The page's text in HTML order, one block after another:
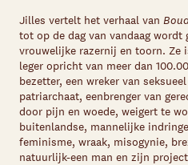
Jilles vertelt het verhaal van
tot op de dag van vandaag
vrouwelijke razernij en toorn. Ze
leger opricht van meer dan
bezetter, een wreker van
patriarchaat, eenbrenger van
door pijn en woede, weigert te
buitenlandse, mannelijke
feminisme, wraak, misogynie,
natuurlijk-een man en zijn